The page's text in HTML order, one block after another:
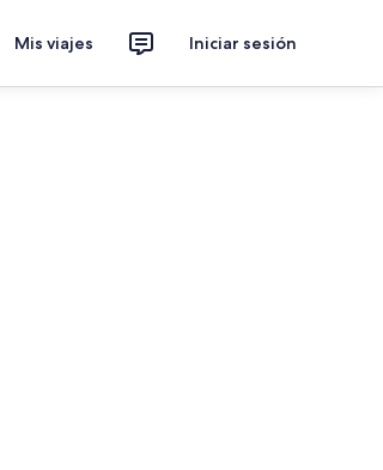
Mis viajes Iniciar sesión